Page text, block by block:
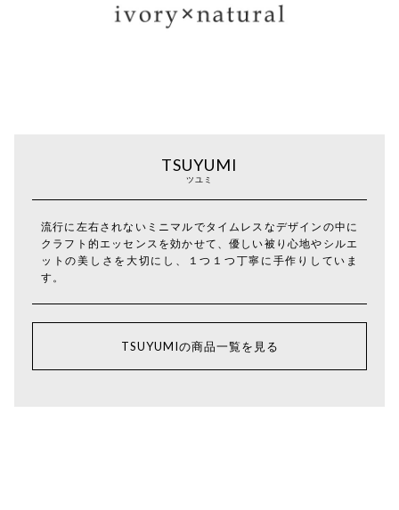
TSUYUMI
ツユミ
流行に左右されないミニマルでタイムレスなデザインの中に
クラフト的エッセンスを効かせて、優しい被り心地やシルエ
ットの美しさを大切にし、１つ１つ丁寧に手作りしていま
す。
TSUYUMIの商品一覧を見る